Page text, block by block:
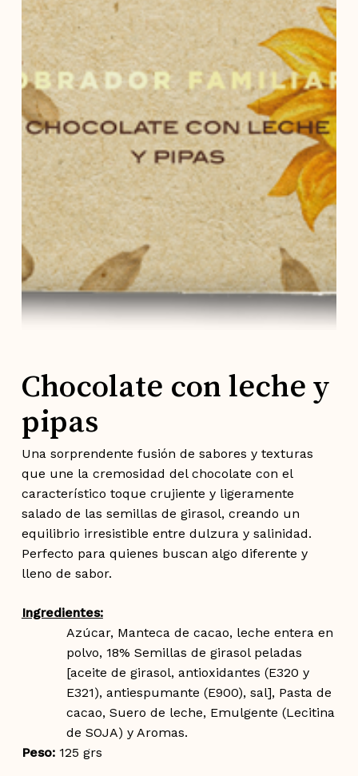
Chocolate con leche y
pipas
Una sorprendente fusión de sabores y texturas
que une la cremosidad del chocolate con el
característico toque crujiente y ligeramente
salado de las semillas de girasol, creando un
equilibrio irresistible entre dulzura y salinidad.
Perfecto para quienes buscan algo diferente y
lleno de sabor.
Ingredientes:
Azúcar, Manteca de cacao, leche entera en
polvo, 18% Semillas de girasol peladas
[aceite de girasol, antioxidantes (E320 y
E321), antiespumante (E900), sal], Pasta de
cacao, Suero de leche, Emulgente (Lecitina
de SOJA) y Aromas.
Peso:125 grs